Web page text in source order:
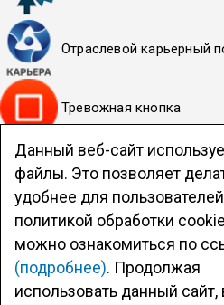
Данный веб-сайт
файлы. Это позволяет
удобнее для
политикой обработки
можно ознакомиться по
(подробнее). Продолжая
использовать данный сайт,
Отраслевой карьерный
Тревожная кнопка
Политика НИЯУ МИФИ в
персональных данных
Система обеспечения
деятельности
Официальный сайт ВИТИ
2010—2026